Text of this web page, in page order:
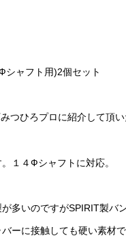
シャフト用)2個セット
つひろプロに紹介して頂
１４Фシャフトに対応。
多いのですがSPIRIT製
ーに接触しても硬い素材